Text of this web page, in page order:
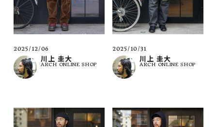
2025/12/06
川上 圭大
ARCH ONLINE SHOP
2025/10/31
川上 圭大
ARCH ONLINE SHOP